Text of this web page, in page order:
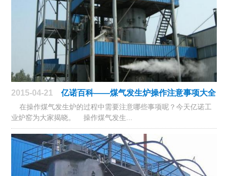
2015-04-21 亿诺百科——煤气发生炉操作注意事项大全
在操作煤气发生炉的过程中需要注意哪些事项呢？今天亿诺工
业炉窑为大家揭晓。 操作煤气发生...